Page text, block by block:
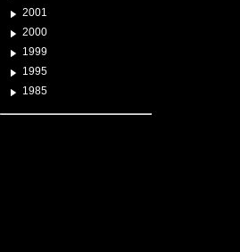
2001
2000
1999
1995
1985